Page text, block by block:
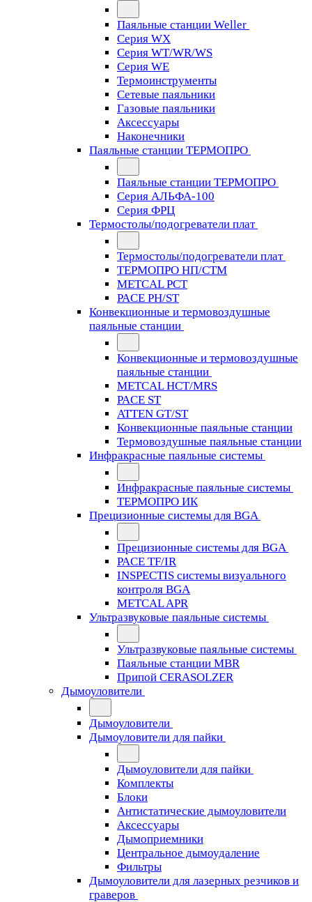
Паяльные станции Weller
Серия WX
Серия WT/WR/WS
Серия WE
Термоинструменты
Сетевые паяльники
Газовые паяльники
Аксессуары
Наконечники
Паяльные станции ТЕРМОПРО
Паяльные станции ТЕРМОПРО
Серия АЛЬФА-100
Серия ФРЦ
Термостолы/подогреватели плат
Термостолы/подогреватели плат
ТЕРМОПРО НП/СТМ
METCAL PCT
PACE PH/ST
Конвекционные и термовоздушные
паяльные станции
Конвекционные и термовоздушные
паяльные станции
METCAL HCT/MRS
PACE ST
ATTEN GT/ST
Конвекционные паяльные станции
Термовоздушные паяльные станции
Инфракрасные паяльные системы
Инфракрасные паяльные системы
ТЕРМОПРО ИК
Прецизионные системы для BGA
Прецизионные системы для BGA
PACE TF/IR
INSPECTIS системы визуального
контроля BGA
METCAL APR
Ультразвуковые паяльные системы
Ультразвуковые паяльные системы
Паяльные станции MBR
Припой CERASOLZER
Дымоуловители
Дымоуловители
Дымоуловители для пайки
Дымоуловители для пайки
Комплекты
Блоки
Антистатические дымоуловители
Аксессуары
Дымоприемники
Центральное дымоудаление
Фильтры
Дымоуловители для лазерных резчиков и
граверов